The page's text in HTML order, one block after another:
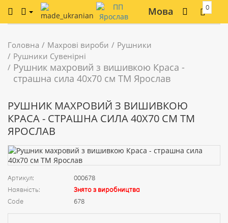
Мова 0
Головна Махрові вироби
Рушники
Рушники Сувенірні
Рушник махровий з вишивкою Краса -
страшна сила 40х70 см ТМ Ярослав
РУШНИК МАХРОВИЙ З ВИШИВКОЮ
КРАСА - СТРАШНА СИЛА 40Х70 СМ ТМ
ЯРОСЛАВ
Артикул:
000678
Наявність:
Знято з виробництва
Code
678